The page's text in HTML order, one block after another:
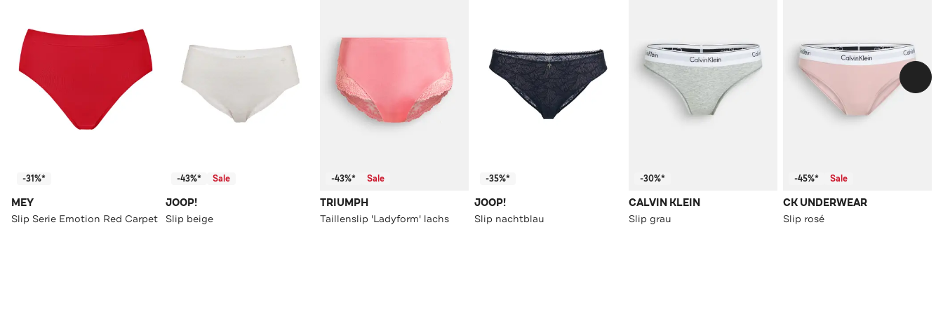
-31%*
MEY
Slip Serie Emotion Red Carpet
-43%* Sale
JOOP!
Slip beige
-43%* Sale
TRIUMPH
Taillenslip 'Ladyform' lachs
-35%*
JOOP!
Slip nachtblau
-30%*
CALVIN KLEIN
Slip grau
-45%* Sale
CK UNDERWEAR
Slip rosé